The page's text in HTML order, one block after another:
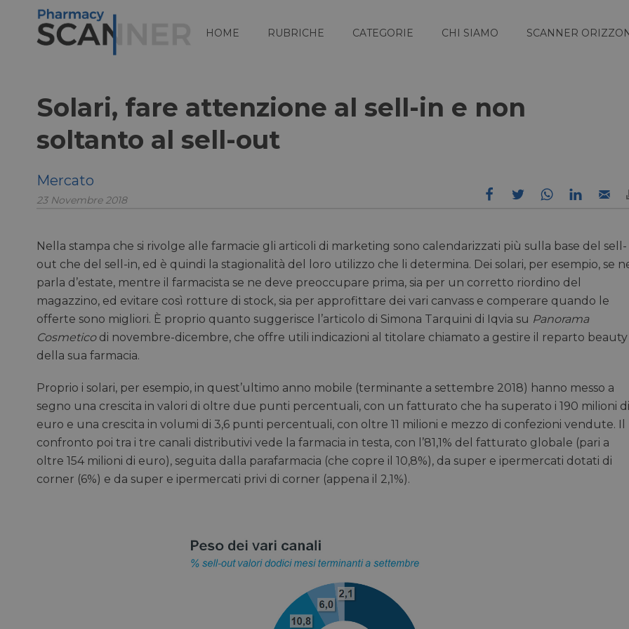
HOME RUBRICHE CATEGORIE CHI SIAMO SCANNER
Solari, fare attenzione al sell-in e non
soltanto al sell-out
Mercato
23 Novembre 2018
Nella stampa che si rivolge alle farmacie gli articoli di marketing sono calendarizzati più sulla base del sell-
out che del sell-in, ed è quindi la stagionalità del loro utilizzo che li determina. Dei solari, per esempio, se
parla d’estate, mentre il farmacista se ne deve preoccupare prima, sia per un corretto riordino del
magazzino, ed evitare così rotture di stock, sia per approfittare dei vari canvass e comperare quando le
offerte sono migliori. È proprio quanto suggerisce l’articolo di Simona Tarquini di Iqvia su Panorama
Cosmeticodi novembre-dicembre, che offre utili indicazioni al titolare chiamato a gestire il reparto beauty
della sua farmacia.
Proprio i solari, per esempio, in quest’ultimo anno mobile (terminante a settembre 2018) hanno messo a
segno una crescita in valori di oltre due punti percentuali, con un fatturato che ha superato i 190 milioni di
euro e una crescita in volumi di 3,6 punti percentuali, con oltre 11 milioni e mezzo di confezioni vendute. Il
confronto poi tra i tre canali distributivi vede la farmacia in testa, con l’81,1% del fatturato globale (pari a
oltre 154 milioni di euro), seguita dalla parafarmacia (che copre il 10,8%), da super e ipermercati dotati di
corner (6%) e da super e ipermercati privi di corner (appena il 2,1%).